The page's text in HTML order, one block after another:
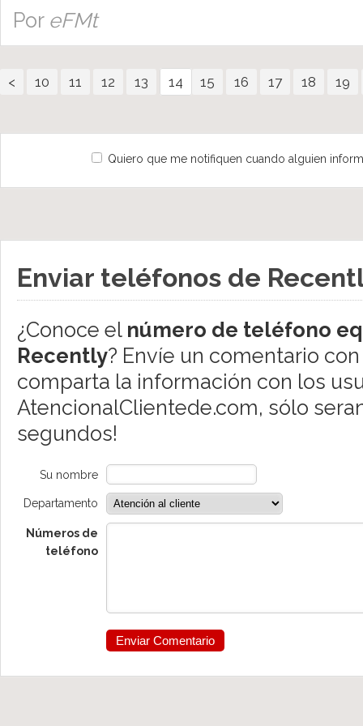
Por eFMt
< 10 11 12 13 14 15 16 17 18 19
Quiero que me notifiquen cuando alguien
Enviar teléfonos de
¿Conoce el número de teléfono
Recently? Envíe un comentario
comparta la información con los
AtencionalClientede.com, sólo
segundos!
Su nombre
Departamento
Números de
teléfono